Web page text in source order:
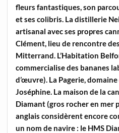
fleurs fantastiques, son
et ses colibris. La distillerie
artisanal avec ses propres
Clément, lieu de rencontre
Mitterrand. L’Habitation
commercialise des bananes
d’œuvre). La Pagerie,
Joséphine. La maison de la
Diamant (gros rocher en mer
anglais considèrent encore
un nom de navire : le HMS